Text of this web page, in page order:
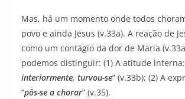
Mas, há um momento onde todos
povo e ainda Jesus (v.33a). A reação de
como um contágio da dor de Maria
podemos distinguir: (1) A atitude interna:
interiormente, turvou-se” (v.33b); (2) A
“pôs-se a chorar” (v.35).